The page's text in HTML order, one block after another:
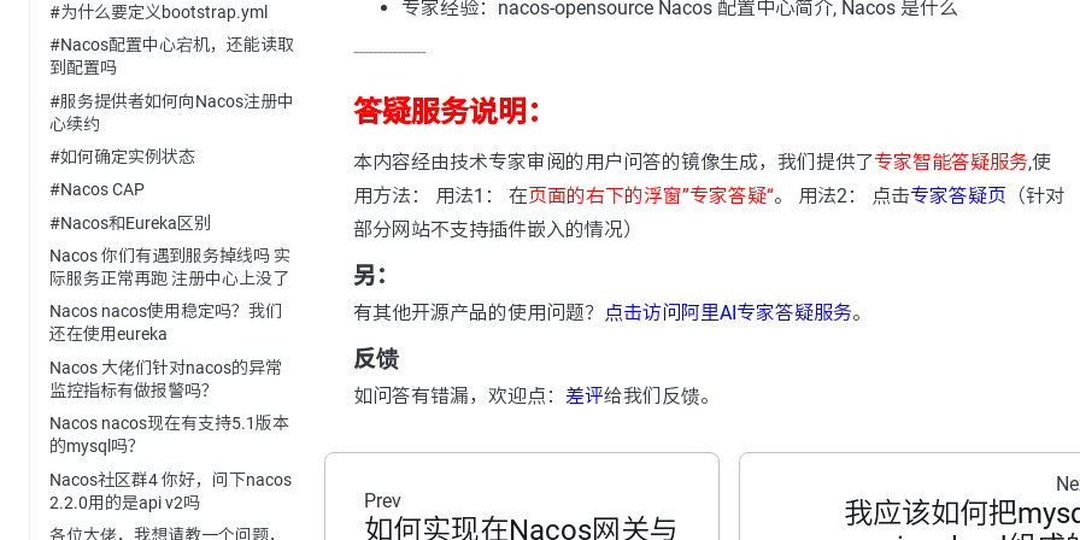
#为什么要定义bootstrap.yml
#Nacos配置中心宕机，还能读取
到配置吗
#服务提供者如何向Nacos注册中
心续约
#如何确定实例状态
#Nacos CAP
#Nacos和Eureka区别
Nacos 你们有遇到服务掉线吗 实
际服务正常再跑 注册中心上没了
Nacos nacos使用稳定吗？我们
还在使用eureka
Nacos 大佬们针对nacos的异常
监控指标有做报警吗？
Nacos nacos现在有支持5.1版本
的mysql吗？
Nacos社区群4 你好，问下nacos
2.2.0用的是api v2吗
各位大佬，我想请教一个问题，
专家经验：nacos-opensource Nacos 配置中心简介, Nacos 是什么
---------------
答疑服务说明：
本内容经由技术专家审阅的用户问答的镜像生成，我们提供了专家智能答疑服务,使
用方法： 用法1： 在页面的右下的浮窗”专家答疑“。 用法2： 点击专家答疑页 （针对
部分网站不支持插件嵌入的情况）
另：
有其他开源产品的使用问题？ 点击访问阿里AI专家答疑服务。
反馈
如问答有错漏，欢迎点： 差评给我们反馈。
Prev
如何实现在Nacos网关与
我应该如何把